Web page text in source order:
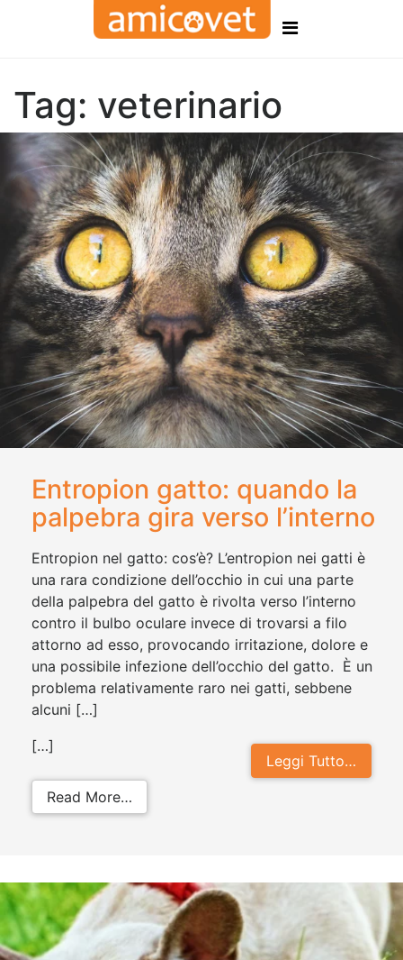
Tag: veterinario
Entropion gatto: quando la
palpebra gira verso l’interno
Entropion nel gatto: cos’è? L’entropion nei gatti è
una rara condizione dell’occhio in cui una parte
della palpebra del gatto è rivolta verso l’interno
contro il bulbo oculare invece di trovarsi a filo
attorno ad esso, provocando irritazione, dolore e
una possibile infezione dell’occhio del gatto. È un
problema relativamente raro nei gatti, sebbene
alcuni […]
Leggi Tutto…
[…]
Read More…